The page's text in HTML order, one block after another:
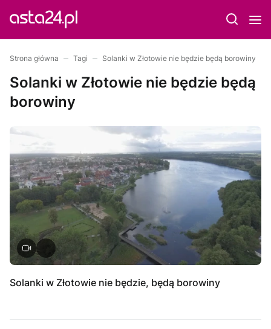
Strona główna Tagi Solanki w Złotowie nie będzie będą borowiny
Solanki w Złotowie nie będzie będą
borowiny
Solanki w Złotowie nie będzie, będą borowiny